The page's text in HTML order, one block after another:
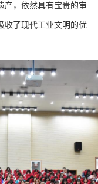
产，依然具有宝贵的审
收了现代工业文明的优